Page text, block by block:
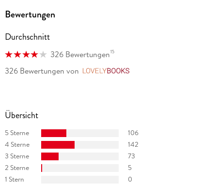
Bewertungen
Durchschnitt
326 Bewertungen15
326 Bewertungen von
Übersicht
5 Sterne
106
4 Sterne
142
3 Sterne
73
2 Sterne
5
1 Stern
0